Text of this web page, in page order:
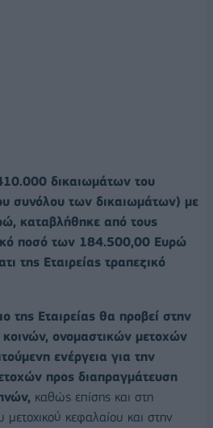
δικαιωμάτων του
συνόλου των δικαιωμάτων) με
καταβλήθηκε από τους
ποσό των 184.500,00 Ευρώ
της Εταιρείας τραπεζικό
της Εταιρείας θα προβεί στην
ονομαστικών μετοχών
ενέργεια για την
προς διαπραγμάτευση
καθώς επίσης και στη
κεφαλαίου και στην